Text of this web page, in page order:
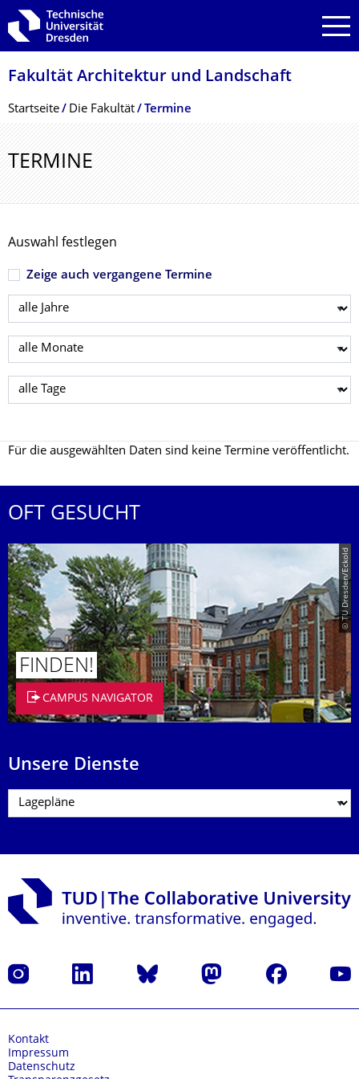
Zur Hauptnavigation springen
Zur Suche springen
Zum Inhalt springen
Fakultät Architektur und Landschaft
Breadcrumb-Menü
Startseite Die Fakultät Termine
TERMINE
Auswahl festlegen
Zeige auch vergangene Termine
Jahr wählen
Monat wählen
Tag wählen
Für die ausgewählten Daten sind keine Termine veröffentlicht.
OFT GESUCHT
© TU Dresden/Eckold
FINDEN!
CAMPUS NAVIGATOR
Unsere Dienste
Instagram LinkedIn Bluesky Mastodon Facebook
Kontakt
Impressum
Datenschutz